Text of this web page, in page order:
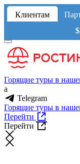
Клиентам
Горящие туры в
a
Telegram
Горящие туры в
Перейти
Перейти